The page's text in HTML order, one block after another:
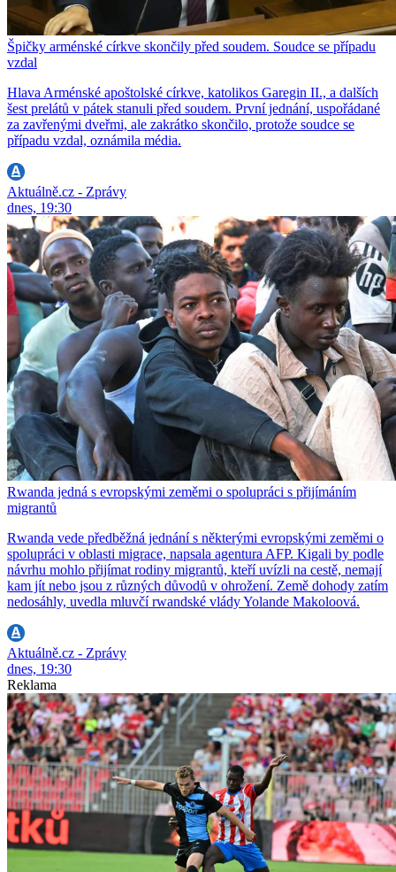
Špičky arménské církve skončily před soudem. Soudce se případu
vzdal
Hlava Arménské apoštolské církve, katolikos Garegin II., a dalších
šest prelátů v pátek stanuli před soudem. První jednání, uspořádané
za zavřenými dveřmi, ale zakrátko skončilo, protože soudce se
případu vzdal, oznámila média.
Aktuálně.cz - Zprávy
dnes, 19:30
Rwanda jedná s evropskými zeměmi o spolupráci s přijímáním
migrantů
Rwanda vede předběžná jednání s některými evropskými zeměmi o
spolupráci v oblasti migrace, napsala agentura AFP. Kigali by podle
návrhu mohlo přijímat rodiny migrantů, kteří uvízli na cestě, nemají
kam jít nebo jsou z různých důvodů v ohrožení. Země dohody zatím
nedosáhly, uvedla mluvčí rwandské vlády Yolande Makoloová.
Aktuálně.cz - Zprávy
dnes, 19:30
Reklama